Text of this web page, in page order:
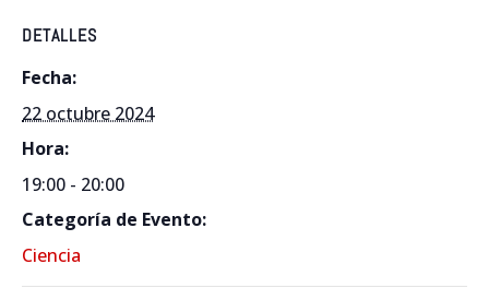
DETALLES
Fecha:
22 octubre 2024
Hora:
19:00 - 20:00
Categoría de Evento:
Ciencia